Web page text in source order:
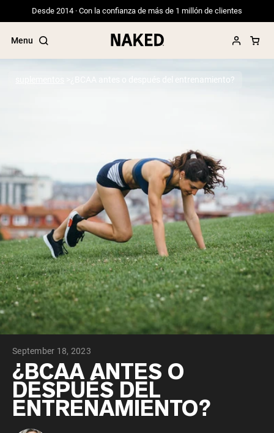
Desde 2014 · Con la confianza de más de 1 millón de clientes
Menu
”Vegan protein“
”Collagen“
”Micellar Casein“
¿BCAA antes o después del entrenamiento?
September 18, 2023
¿BCAA ANTES O
DESPUÉS DEL
ENTRENAMIENTO?